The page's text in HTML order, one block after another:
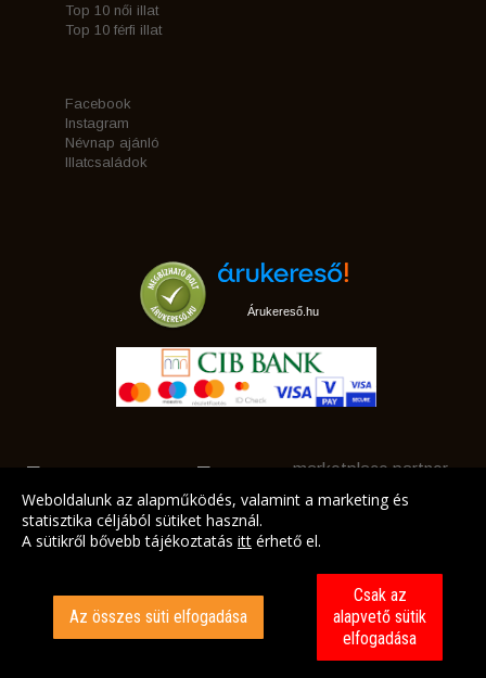
Top 10 női illat
Top 10 férfi illat
Facebook
Instagram
Névnap ajánló
Illatcsaládok
Árukereső.hu
marketplace partner
Weboldalunk az alapműködés, valamint a marketing és
statisztika céljából sütiket használ.
A sütikről bővebb tájékoztatás itt érhető el.
Az összes süti elfogadása
Csak az
alapvető sütik
elfogadása